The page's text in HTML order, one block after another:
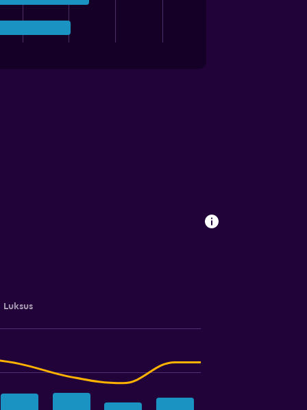
Luksus